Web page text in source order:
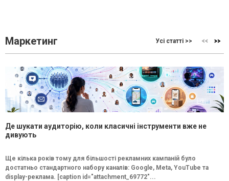
Маркетинг Усі статті >>
Де шукати аудиторію, коли класичні інструменти вже не
дивують
Ще кілька років тому для більшості рекламних кампаній було
достатньо стандартного набору каналів: Google, Meta, YouTube та
display-реклама. [caption id="attachment_69772"...